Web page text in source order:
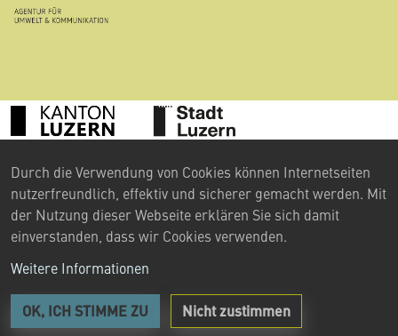
©2024 Umweltberatung Luzern
Kontakt
Impressum
Datenschutzerklärung
Anmelden
Durch die Verwendung von Cookies können Internetseiten
nutzerfreundlich, effektiv und sicherer gemacht werden. Mit
der Nutzung dieser Webseite erklären Sie sich damit
einverstanden, dass wir Cookies verwenden.
Weitere Informationen
OK, ICH STIMME ZU Nicht zustimmen